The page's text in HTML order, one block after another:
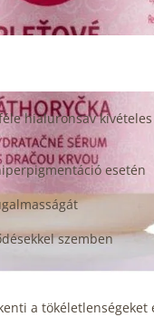
hialuronsav
esetén
szemben
a tökéletlenségeket